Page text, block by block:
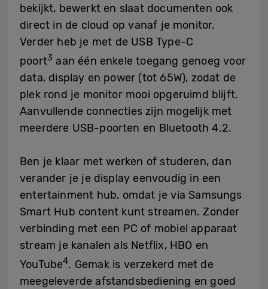
bekijkt, bewerkt en slaat documenten ook
direct in de cloud op vanaf je monitor.
Verder heb je met de USB Type-C
poort3 aan één enkele toegang genoeg voor
data, display en power (tot 65W), zodat de
plek rond je monitor mooi opgeruimd blijft.
Aanvullende connecties zijn mogelijk met
meerdere USB-poorten en Bluetooth 4.2.
Ben je klaar met werken of studeren, dan
verander je je display eenvoudig in een
entertainment hub, omdat je via Samsungs
Smart Hub content kunt streamen. Zonder
verbinding met een PC of mobiel apparaat
stream je kanalen als Netflix, HBO en
YouTube4. Gemak is verzekerd met de
meegeleverde afstandsbediening en goed